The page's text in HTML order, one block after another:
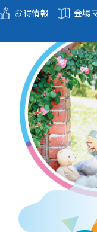
お得情報 会場